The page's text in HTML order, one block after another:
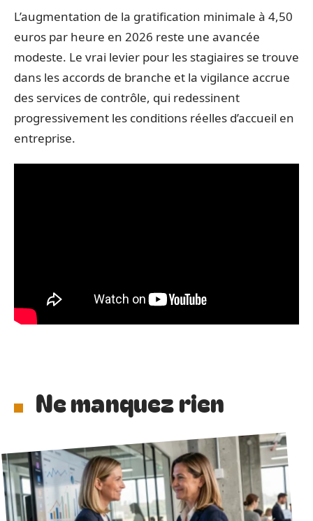
L’augmentation de la gratification minimale à 4,50
euros par heure en 2026 reste une avancée
modeste. Le vrai levier pour les stagiaires se trouve
dans les accords de branche et la vigilance accrue
des services de contrôle, qui redessinent
progressivement les conditions réelles d’accueil en
entreprise.
Ne manquez rien